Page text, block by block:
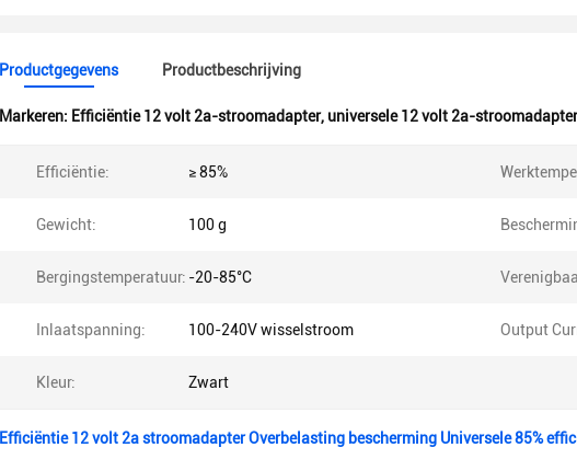
Productgegevens Productbeschrijving
Markeren: Efficiëntie 12 volt 2a-stroomadapter, universele 12 volt 2a-stroomadapter
Efficiëntie: ≥ 85%
Gewicht: 100 g
Bergingstemperatuur: -20-85°C
Inlaatspanning: 100-240V wisselstroom Output
Kleur: Zwart
Efficiëntie 12 volt 2a stroomadapter Overbelasting bescherming Universele 85%